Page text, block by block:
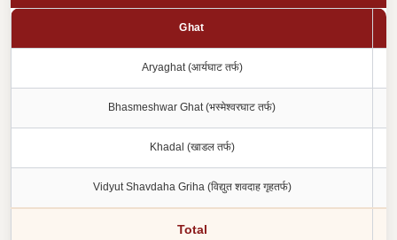
Ghat
Aryaghat (आर्यघाट तर्फ)
Bhasmeshwar Ghat (भस्मेश्वरघाट तर्फ)
Khadal (खाडल तर्फ)
Vidyut Shavdaha Griha (विद्युत शवदाह गृहतर्फ)
Total